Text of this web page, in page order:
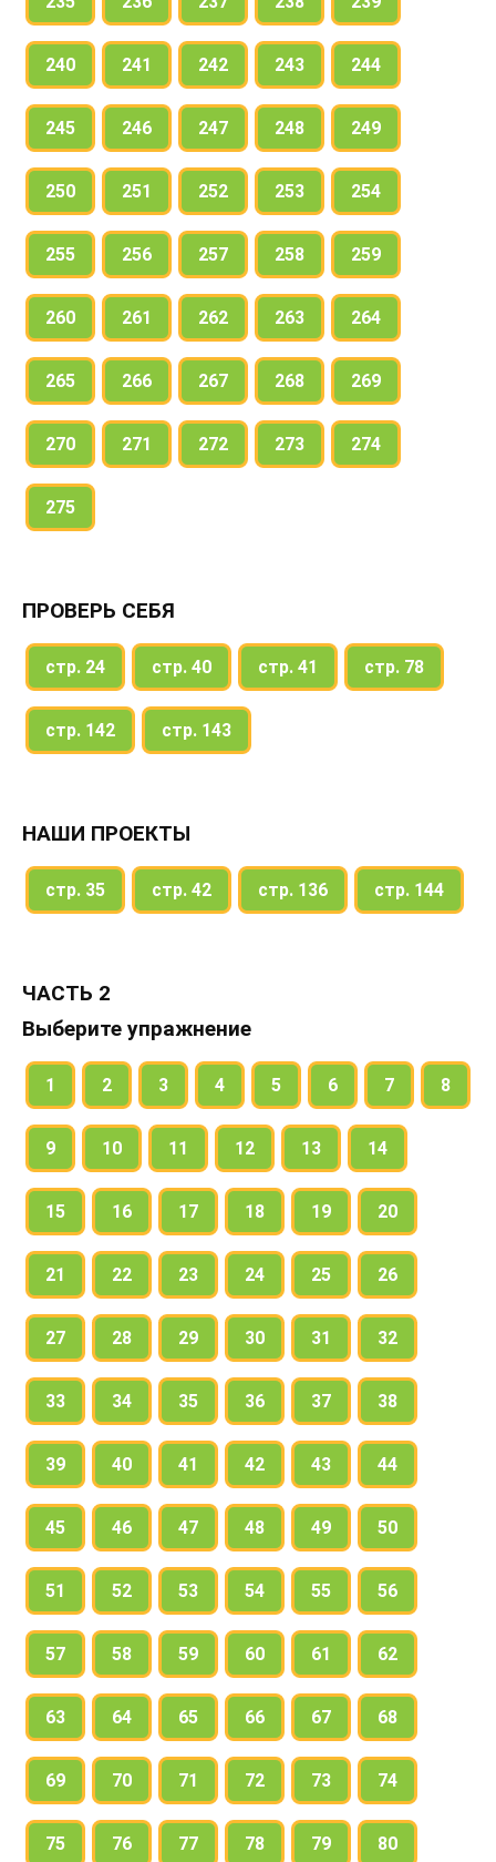
240 241 242 243 244
245 246 247 248 249
250 251 252 253 254
255 256 257 258 259
260 261 262 263 264
265 266 267 268 269
270 271 272 273 274
275
ПРОВЕРЬ СЕБЯ
стр. 24 стр. 40 стр. 41 стр. 78
стр. 142 стр. 143
НАШИ ПРОЕКТЫ
стр. 35 стр. 42 стр. 136 стр. 144
ЧАСТЬ 2
Выберите упражнение
1 2 3 4 5 6 7 8
9 10 11 12 13 14
15 16 17 18 19 20
21 22 23 24 25 26
27 28 29 30 31 32
33 34 35 36 37 38
39 40 41 42 43 44
45 46 47 48 49 50
51 52 53 54 55 56
57 58 59 60 61 62
63 64 65 66 67 68
69 70 71 72 73 74
75 76 77 78 79 80